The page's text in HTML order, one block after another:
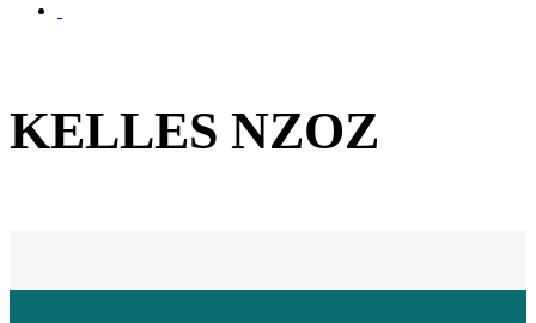
KELLES NZOZ